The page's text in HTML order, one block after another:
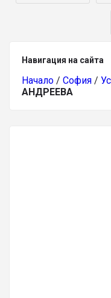
Навигация на сайта
Начало / София /
АНДРЕЕВА